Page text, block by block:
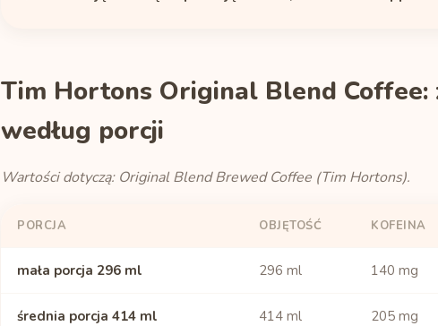
Tim Hortons Original Blend
według porcji
Wartości dotyczą: Original Blend Brewed Coffee (Tim Hortons).
PORCJA OBJĘTOŚĆ KOFEINA
mała porcja 296 ml 296 ml 140 mg
średnia porcja 414 ml 414 ml 205 mg